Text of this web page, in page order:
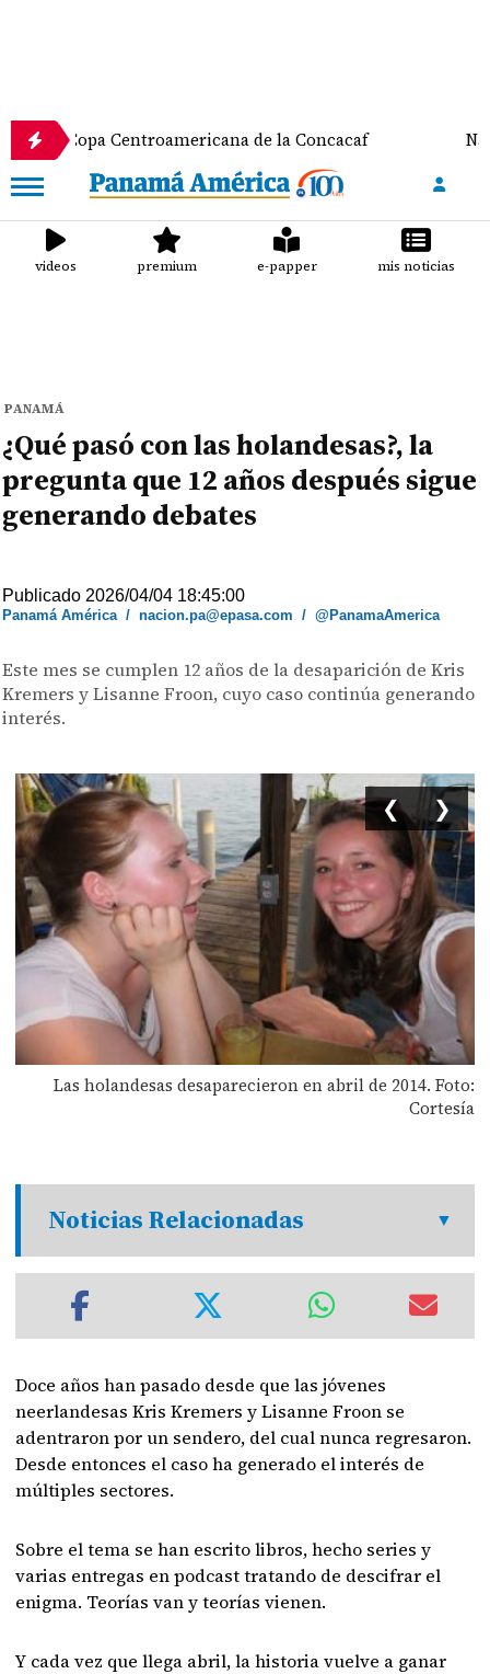
Centroamericana de la Concacaf
videos premium e-papper mis noticias
PANAMÁ
¿Qué pasó con las holandesas?, la
pregunta que 12 años después sigue
generando debates
Publicado 2026/04/04 18:45:00
Panamá América/nacion.pa@epasa.com /@PanamaAmerica
Este mes se cumplen 12 años de la desaparición de Kris
Kremers y Lisanne Froon, cuyo caso continúa generando
interés.
Las holandesas desaparecieron en abril de 2014. Foto:
Cortesía
❮ ❯
Noticias Relacionadas
Doce años han pasado desde que las jóvenes
neerlandesas Kris Kremers y Lisanne Froon se
adentraron por un sendero, del cual nunca regresaron.
Desde entonces el caso ha generado el interés de
múltiples sectores.
Sobre el tema se han escrito libros, hecho series y
varias entregas en podcast tratando de descifrar el
enigma. Teorías van y teorías vienen.
Y cada vez que llega abril, la historia vuelve a ganar